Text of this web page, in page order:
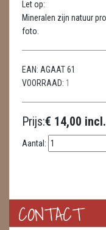
HUISREINIGING
KAARSEN
MASSAGE
READING EN
SELENIET
Let op:
Mineralen zijn natuur
foto.
EAN: AGAAT 61
VOORRAAD: 1
Prijs:€ 14,00 incl.
Aantal:
CONTACT